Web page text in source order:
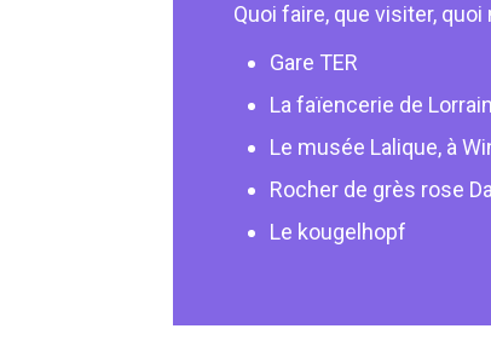
Quoi faire, que visiter,
Gare TER
La faïencerie de
Le musée Lalique, à
Rocher de grès rose
Le kougelhopf